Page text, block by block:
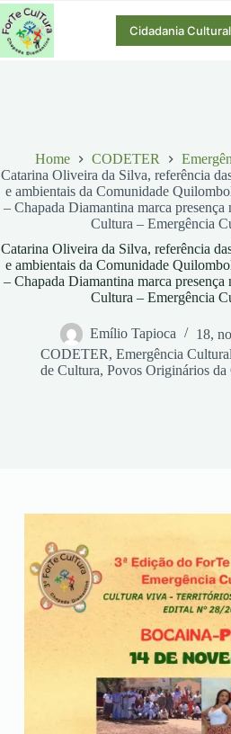
Pular
para
o
conteúdo
Cidadania
Home CODETER
Catarina Oliveira da Silva, referência
e ambientais da Comunidade
– Chapada Diamantina marca presença
Cultura – Emergência
Catarina Oliveira da Silva, referência
e ambientais da Comunidade
– Chapada Diamantina marca presença
Cultura – Emergência
Emílio Tapioca
18,
CODETER,Emergência Cultural
de Cultura,Povos Originários da